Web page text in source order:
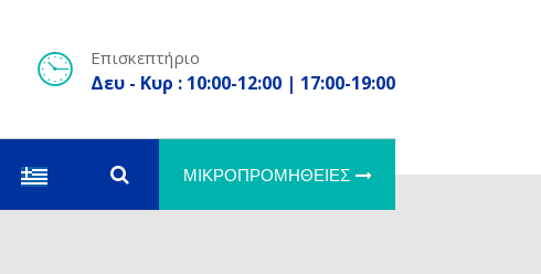
Επισκεπτήριο
Δευ - Κυρ : 10:00-12:00 | 17:00-19:00
ΜΙΚΡΟΠΡΟΜΉΘΕΙΕΣ